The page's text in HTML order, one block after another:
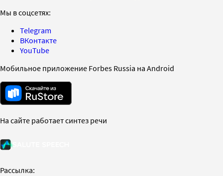
Мы в соцсетях:
Telegram
ВКонтакте
YouTube
Мобильное приложение Forbes Russia на Android
На сайте работает синтез речи
Рассылка: